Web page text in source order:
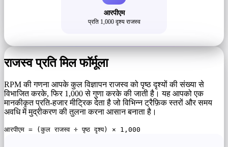
आरपीएम
प्रति 1,000 दृश्य राजस्व
राजस्व प्रति मिल फॉर्मूला
RPM की गणना आपके कुल विज्ञापन राजस्व को पृष्ठ दृश्यों की संख्या से
विभाजित करके, फिर 1,000 से गुणा करके की जाती है। यह आपको एक
मानकीकृत प्रति-हजार मीट्रिक देता है जो विभिन्न ट्रैफ़िक स्तरों और समय
अवधि में मुद्रीकरण की तुलना करना आसान बनाता है।
आरपीएम = (कुल राजस्व ÷ पृष्ठ दृश्य) × 1,000